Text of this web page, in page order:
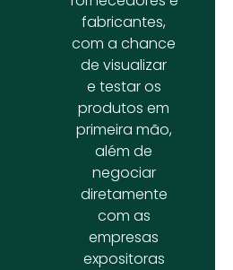
fabricantes,
com a chance
de visualizar
e testar os
produtos em
primeira mão,
além de
negociar
diretamente
com as
empresas
expositoras